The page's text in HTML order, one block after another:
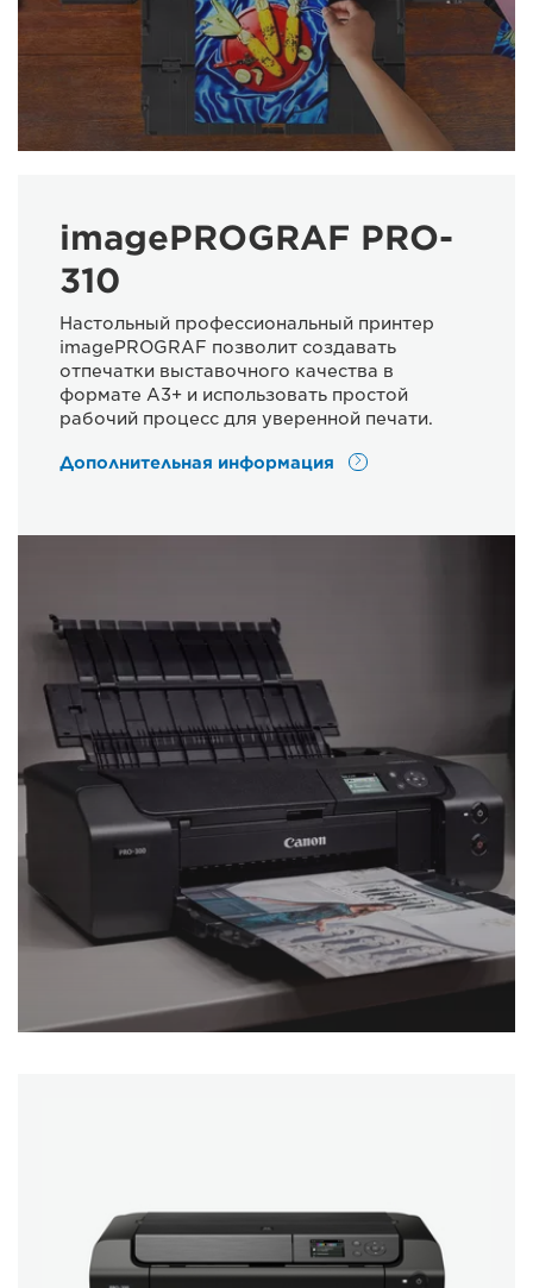
imagePROGRAF PRO-
310
Настольный профессиональный принтер
imagePROGRAF позволит создавать
отпечатки выставочного качества в
формате A3+ и использовать простой
рабочий процесс для уверенной печати.
Дополнительная информация